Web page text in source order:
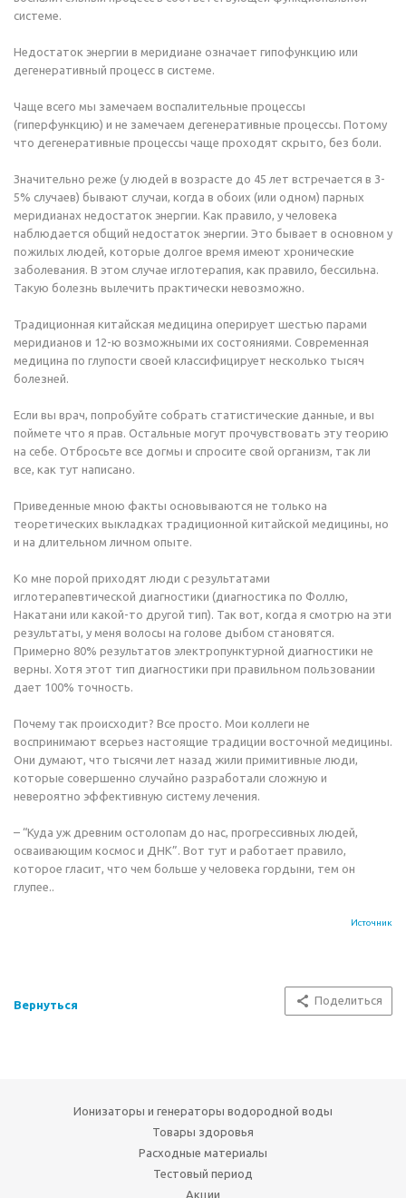
системе.
Недостаток энергии в меридиане означает гипофункцию или
дегенеративный процесс в системе.
Чаще всего мы замечаем воспалительные процессы
(гиперфункцию) и не замечаем дегенеративные процессы. Потому
что дегенеративные процессы чаще проходят скрыто, без боли.
Значительно реже (у людей в возрасте до 45 лет встречается в 3-
5% случаев) бывают случаи, когда в обоих (или одном) парных
меридианах недостаток энергии. Как правило, у человека
наблюдается общий недостаток энергии. Это бывает в основном у
пожилых людей, которые долгое время имеют хронические
заболевания. В этом случае иглотерапия, как правило, бессильна.
Такую болезнь вылечить практически невозможно.
Традиционная китайская медицина оперирует шестью парами
меридианов и 12-ю возможными их состояниями. Современная
медицина по глупости своей классифицирует несколько тысяч
болезней.
Если вы врач, попробуйте собрать статистические данные, и вы
поймете что я прав. Остальные могут прочувствовать эту теорию
на себе. Отбросьте все догмы и спросите свой организм, так ли
все, как тут написано.
Приведенные мною факты основываются не только на
теоретических выкладках традиционной китайской медицины, но
и на длительном личном опыте.
Ко мне порой приходят люди с результатами
иглотерапевтической диагностики (диагностика по Фоллю,
Накатани или какой-то другой тип). Так вот, когда я смотрю на эти
результаты, у меня волосы на голове дыбом становятся.
Примерно 80% результатов электропунктурной диагностики не
верны. Хотя этот тип диагностики при правильном пользовании
дает 100% точность.
Почему так происходит? Все просто. Мои коллеги не
воспринимают всерьез настоящие традиции восточной медицины.
Они думают, что тысячи лет назад жили примитивные люди,
которые совершенно случайно разработали сложную и
невероятно эффективную систему лечения.
– “Куда уж древним остолопам до нас, прогрессивных людей,
осваивающим космос и ДНК”. Вот тут и работает правило,
которое гласит, что чем больше у человека гордыни, тем он
глупее..
Источник
Вернуться Поделиться
Ионизаторы и генераторы водородной воды
Товары здоровья
Расходные материалы
Тестовый период
Акции